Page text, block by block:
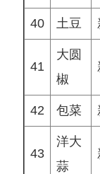
40 土豆
41
大圆
椒
42 包菜
43
洋大
蒜